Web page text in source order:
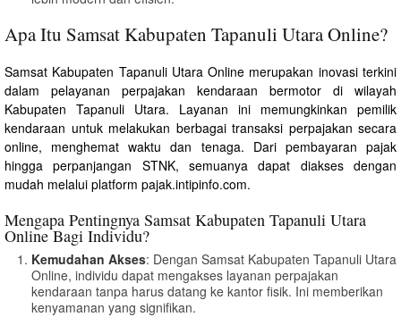
Apa Itu Samsat Kabupaten Tapanuli Utara Online?
Samsat Kabupaten Tapanuli Utara Online merupakan inovasi terkini
dalam pelayanan perpajakan kendaraan bermotor di wilayah
Kabupaten Tapanuli Utara. Layanan ini memungkinkan pemilik
kendaraan untuk melakukan berbagai transaksi perpajakan secara
online, menghemat waktu dan tenaga. Dari pembayaran pajak
hingga perpanjangan STNK, semuanya dapat diakses dengan
mudah melalui platform pajak.intipinfo.com.
Mengapa Pentingnya Samsat Kabupaten Tapanuli Utara
Online Bagi Individu?
Kemudahan Akses: Dengan Samsat Kabupaten Tapanuli Utara
Online, individu dapat mengakses layanan perpajakan
kendaraan tanpa harus datang ke kantor fisik. Ini memberikan
kenyamanan yang signifikan.